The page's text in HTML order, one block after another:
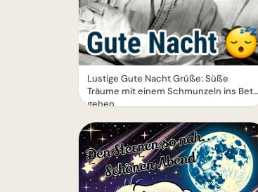
Lustige Gute Nacht Grüße: Süße
Träume mit einem Schmunzeln ins Bett
gehen